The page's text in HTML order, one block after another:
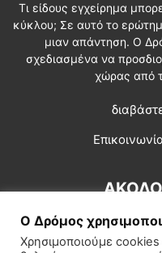
Τι είδους εγχείρημα
κύκλου; Σε αυτό το
μιαν απάντηση. Ο
σχεδιασμένα να
χώρας από
Ο Δρόμος
Χρησιμοποιούμε cookies